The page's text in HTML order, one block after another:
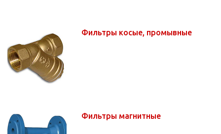
Фильтры косые, промывные
Фильтры магнитные